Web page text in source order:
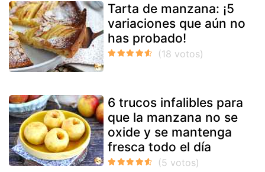
Tarta de manzana: ¡5
variaciones que aún no
has probado!
6 trucos infalibles para
que la manzana no se
oxide y se mantenga
fresca todo el día